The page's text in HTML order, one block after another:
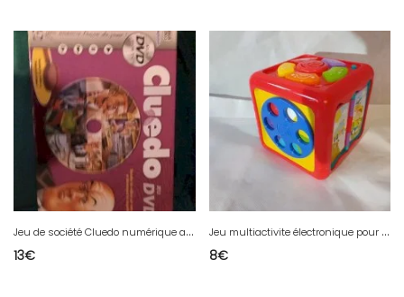
J
eu de société Cluedo numérique avec dvd
13€
J
eu multiactivite électronique pour enfant
8€